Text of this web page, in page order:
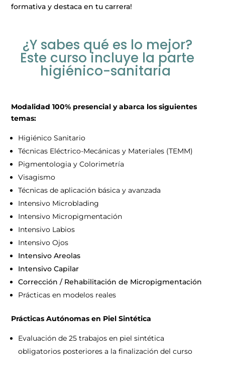
formativa y destaca en tu carrera!
¿Y sabes qué es lo mejor?
Este curso incluye la parte
higiénico-sanitaria
Modalidad 100% presencial y abarca los siguientes
temas:
Higiénico Sanitario
Técnicas Eléctrico-Mecánicas y Materiales (TEMM)
Pigmentologia y Colorimetría
Visagismo
Técnicas de aplicación básica y avanzada
Intensivo Microblading
Intensivo Micropigmentación
Intensivo Labios
Intensivo Ojos
Intensivo Areolas
Intensivo Capilar
Corrección / Rehabilitación de Micropigmentación
Prácticas en modelos reales
Prácticas Autónomas en Piel Sintética
Evaluación de 25 trabajos en piel sintética
obligatorios posteriores a la finalización del curso